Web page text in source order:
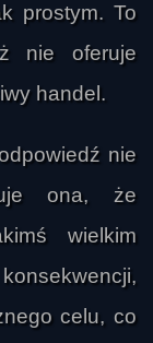
prostym. To
nie oferuje
handel.
nie
ona, że
wielkim
celu, co